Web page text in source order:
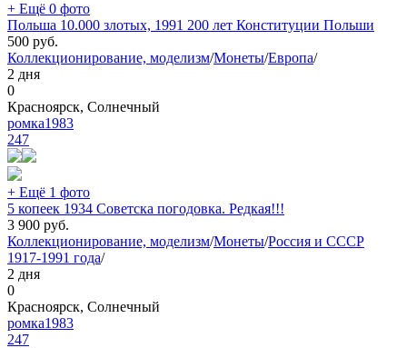
+ Ещё 0 фото
Польша 10.000 злотых, 1991 200 лет Конституции Польши
500 руб.
Коллекционирование, моделизм/Монеты/Европа/
2 дня
0
Красноярск, Солнечный
ромка1983
247
+ Ещё 1 фото
5 копеек 1934 Советска погодовка. Редкая!!!
3 900 руб.
Коллекционирование, моделизм/Монеты/Россия и СССР
1917-1991 года/
2 дня
0
Красноярск, Солнечный
ромка1983
247